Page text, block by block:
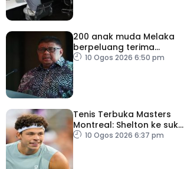
200 anak muda Melaka
berpeluang terima
manfaat Dana
10 Ogos 2026 6:50 pm
Tenis Terbuka Masters
Montreal: Shelton ke suku
akhir10 Ogos 2026 6:37 pm